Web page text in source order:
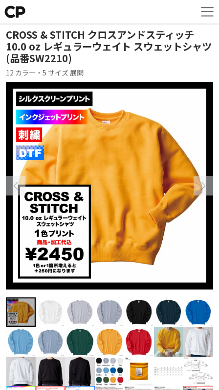
CROSS & STITCH クロスアンドスティッチ
10.0 oz レギュラーウェイト スウェットシャツ
(品番SW2210)
12 カラー・5 サイズ 展開